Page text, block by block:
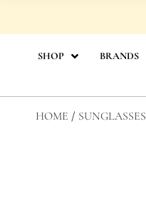
contentSHOP BRANDS
HOME / SUNGLASSES